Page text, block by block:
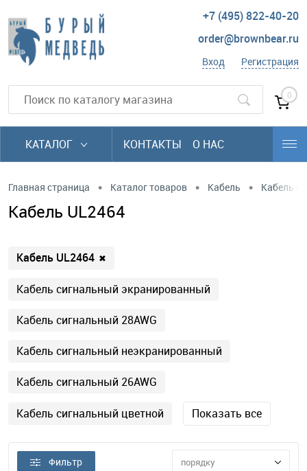
+7 (495) 822-40-20
order@brownbear.ru
Вход Регистрация
0
КАТАЛОГ КОНТАКТЫ О НАС
Главная страница • Каталог товаров • Кабель • Кабель
Кабель UL2464
Кабель UL2464 ✖
Кабель сигнальный экранированный
Кабель сигнальный 28AWG
Кабель сигнальный неэкранированный
Кабель сигнальный 26AWG
Кабель сигнальный цветной Показать все
Фильтр порядку